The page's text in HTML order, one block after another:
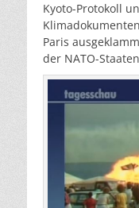
Kyoto-Protokoll
Paris
der NATO-